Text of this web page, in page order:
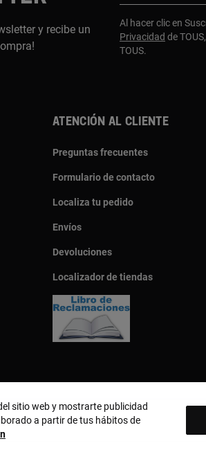
y recibe un
Al hacer clic en
Privacidad de
TOUS.
Atención al cliente
Preguntas frecuentes
Formulario de contacto
Localiza tu pedido
Envíos
Devoluciones
Localizador de tiendas
País y moneda:
sitio web y mostrarte publicidad
a partir de tus hábitos de